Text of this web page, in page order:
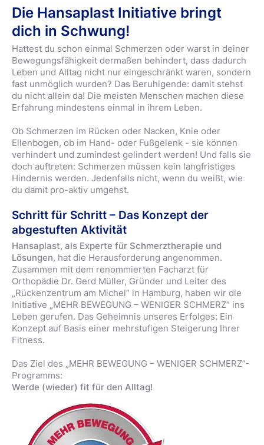
Die Hansaplast Initiative bringt
dich in Schwung!
Hattest du schon einmal Schmerzen oder warst in deiner
Bewegungsfähigkeit dermaßen behindert, dass dadurch
Leben und Alltag nicht nur eingeschränkt waren, sondern
fast unmöglich wurden? Das Beruhigende: damit stehst
du nicht allein da! Die meisten Menschen machen diese
Erfahrung mindestens einmal in ihrem Leben.
Ob Schmerzen im Rücken oder Nacken, Knie oder
Ellenbogen, ob im Hand- oder Fußgelenk - sie können
verhindert und zumindest gelindert werden! Und falls sie
doch auftreten: Schmerzen müssen kein langfristiges
Hindernis werden. Jedenfalls nicht, wenn du weißt, wie
du damit pro-aktiv umgehst.
Schritt für Schritt – Das Konzept der
abgestuften Aktivität
Hansaplast, als Experte für Schmerztherapie und
Lösungen, hat die Herausforderung angenommen.
Zusammen mit dem renommierten Facharzt für
Orthopädie Dr. Gerd Müller, Gründer und Leiter des
„Rückenzentrum am Michel” in Hamburg, haben wir die
Initiative „MEHR BEWEGUNG – WENIGER SCHMERZ” ins
Leben gerufen. Das Geheimnis unseres Erfolges: Ein
Konzept auf Basis einer mehrstufigen Steigerung Ihrer
Fitness.
Das Ziel des „MEHR BEWEGUNG – WENIGER SCHMERZ”-
Programms:
Werde (wieder) fit für den Alltag!